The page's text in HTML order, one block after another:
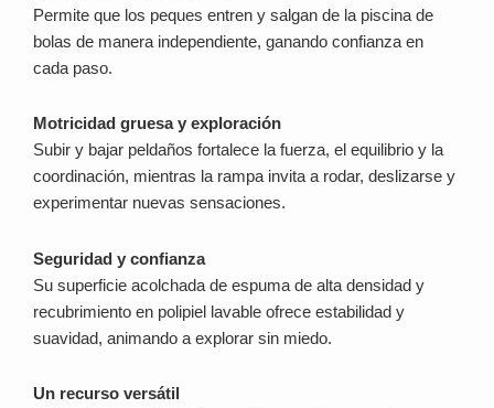
Permite que los peques entren y salgan de la piscina de
bolas de manera independiente, ganando confianza en
cada paso.
Motricidad gruesa y exploración
Subir y bajar peldaños fortalece la fuerza, el equilibrio y la
coordinación, mientras la rampa invita a rodar, deslizarse y
experimentar nuevas sensaciones.
Seguridad y confianza
Su superficie acolchada de espuma de alta densidad y
recubrimiento en polipiel lavable ofrece estabilidad y
suavidad, animando a explorar sin miedo.
Un recurso versátil